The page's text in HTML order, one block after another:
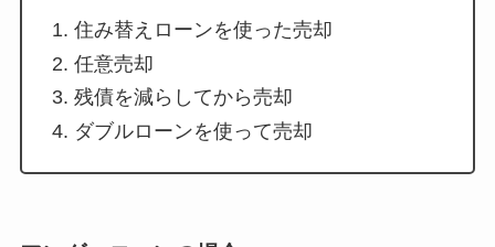
住み替えローンを使った売却
任意売却
残債を減らしてから売却
ダブルローンを使って売却